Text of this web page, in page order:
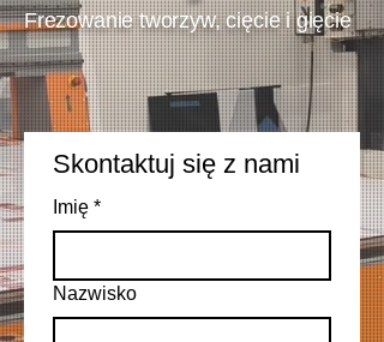
Frezowanie tworzyw, cięcie i gięcie
Skontaktuj się z nami
Imię *
Nazwisko